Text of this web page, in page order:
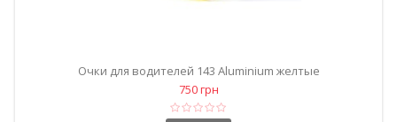
Очки для водителей 143 Aluminium желтые
750 грн